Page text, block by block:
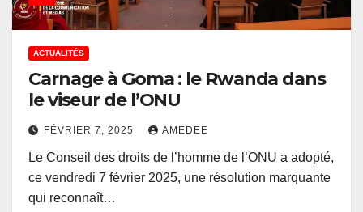
ACTUALITÉS
Carnage à Goma : le Rwanda dans
le viseur de l’ONU
FÉVRIER 7, 2025 AMEDEE
Le Conseil des droits de l’homme de l’ONU a adopté,
ce vendredi 7 février 2025, une résolution marquante
qui reconnaît…